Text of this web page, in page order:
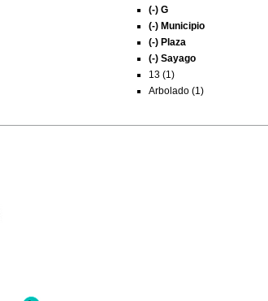
(-) G
(-) Municipio
(-) Plaza
(-) Sayago
13 (1)
Arbolado (1)